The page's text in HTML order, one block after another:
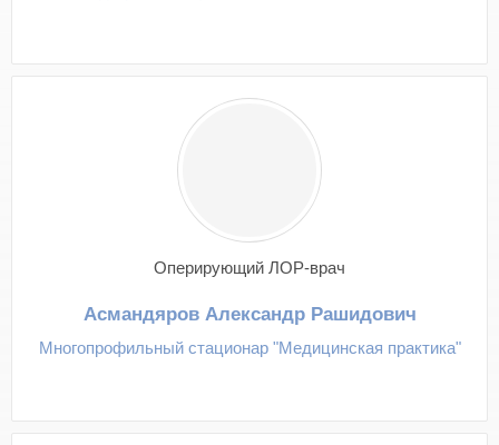
Оперирующий ЛОР-врач
Асмандяров Александр Рашидович
Многопрофильный стационар "Медицинская практика"